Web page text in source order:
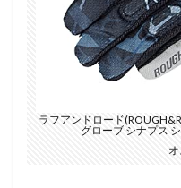
ラフアンドロード
グローブ シナプス